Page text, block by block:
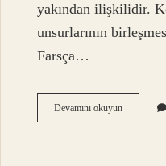
yakından ilişkilidir.
unsurlarının
Farsça…
Devamını okuyunHer
hangi